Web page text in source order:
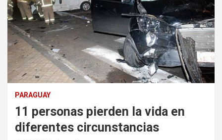
PARAGUAY
11 personas pierden la vida en
diferentes circunstancias